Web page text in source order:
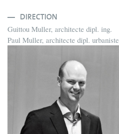
DIRECTION
Guittou Muller, architecte dipl. ing.
Paul Muller, architecte dipl. urbaniste